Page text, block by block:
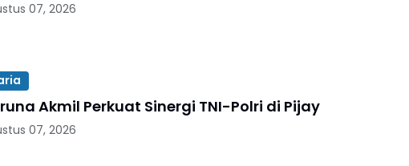
07, 2026
Akmil Perkuat Sinergi TNI-Polri di Pijay
07, 2026